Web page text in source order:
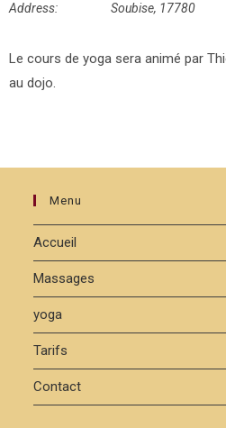
Address:
Soubise, 17780
Le cours de yoga sera animé par
au dojo.
Menu
Accueil
Massages
yoga
Tarifs
Contact